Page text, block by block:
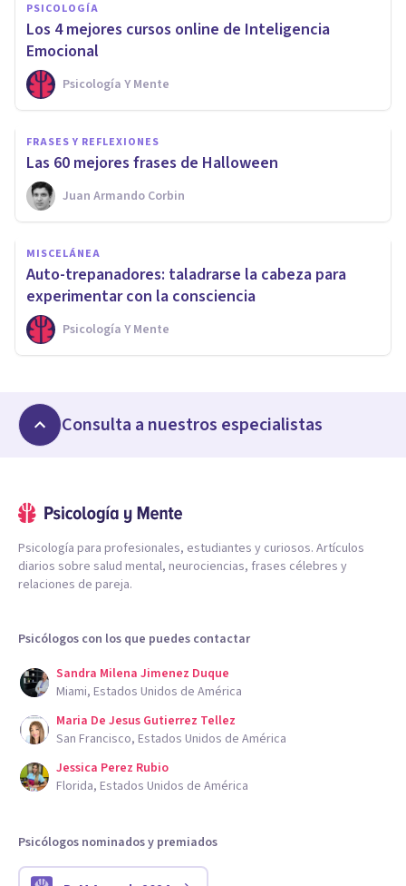
PSICOLOGÍA
Los 4 mejores cursos online de Inteligencia
Emocional
Psicología Y Mente
FRASES Y REFLEXIONES
Las 60 mejores frases de Halloween
Juan Armando Corbin
MISCELÁNEA
Auto-trepanadores: taladrarse la cabeza para
experimentar con la consciencia
Psicología Y Mente
Consulta a nuestros especialistas
Psicología para profesionales, estudiantes y curiosos. Artículos
diarios sobre salud mental, neurociencias, frases célebres y
relaciones de pareja.
Psicólogos con los que puedes contactar
Sandra Milena Jimenez Duque
Miami, Estados Unidos de América
Maria De Jesus Gutierrez Tellez
San Francisco, Estados Unidos de América
Jessica Perez Rubio
Florida, Estados Unidos de América
Psicólogos nominados y premiados